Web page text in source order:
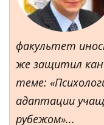
факультет
же защитил
теме:
адаптации
рубежом»...